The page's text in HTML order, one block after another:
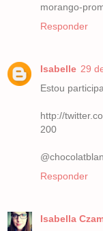
morango-
Responder
Isabelle 29
Estou
http://
200
Responder
Isabella